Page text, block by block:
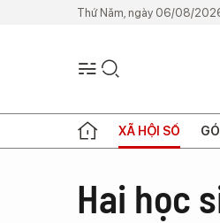
Thứ Năm, ngày 06/08/
XÃ HỘI SỐ
Hai học